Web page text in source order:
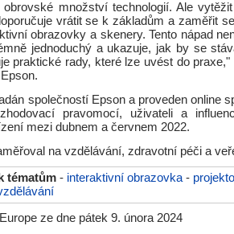
obrovské množství technologií. Ale
vrátit se k základům a zaměřit
obrazovky a skenery. Tento nápad
jednoduchý a ukazuje, jak by se
praktické rady, které lze uvést do
společností Epson a proveden online
pravomocí, uživateli a
mezi dubnem a červnem 2022.
na vzdělávání, zdravotní péči a
tématům - interaktivní obrazovka -
ze dne pátek 9. února 2024